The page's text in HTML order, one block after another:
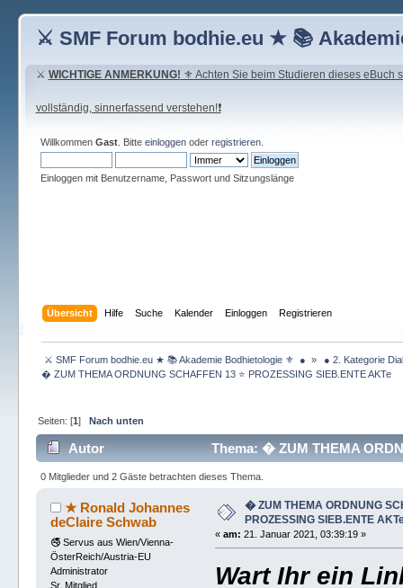
⚔ SMF Forum bodhie.eu ★ 📚
⚔ WICHTIGE ANMERKUNG! ⚜ Achten Sie beim Studieren dieses eBuch
vollständig, sinnerfassend verstehen!❗
Willkommen Gast. Bitte einloggenoder registrieren.
Einloggen mit Benutzername, Passwort und Sitzungslänge
Übersicht Hilfe Suche Kalender Einloggen Registrieren
⚔ SMF Forum bodhie.eu ★ 📚 Akademie Bodhietologie ⚜  ● »
● 2. Kategorie
� ZUM THEMA ORDNUNG SCHAFFEN 13 ⭐️ PROZESSING SIEB.ENTE AKTe
Seiten: [1] Nach unten
Autor
Thema: � ZUM THEMA
46030 mal)
0 Mitglieder und 2 Gäste betrachten dieses Thema.
★ Ronald Johannes
deClaire Schwab
🚭 Servus aus Wien/Vienna-
ÖsterReich/Austria-EU
Administrator
Sr. Mitglied
� ZUM THEMA ORDNUNG
PROZESSING SIEB.ENTE
«am: 21. Januar 2021, 03:39:19 »
Wart Ihr ein